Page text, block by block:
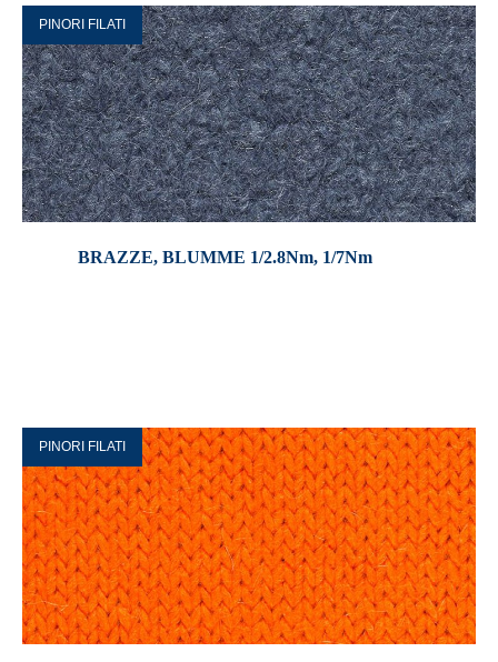
PINORI FILATI
BRAZZE, BLUMME 1/2.8Nm, 1/7Nm
PINORI FILATI